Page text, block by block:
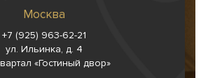
Москва
+7 (925) 963-62-21
ул. Ильинка, д. 4
«Гостиный двор»